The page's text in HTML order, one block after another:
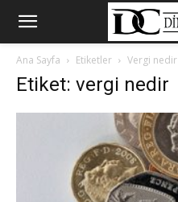
Ana Sayfa Etiketler Vergi nedir
Etiket: vergi nedir